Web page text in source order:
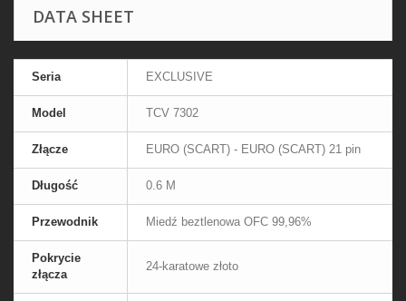
DATA SHEET
Seria EXCLUSIVE
Model TCV 7302
Złącze EURO (SCART) - EURO (SCART) 21 pin
Długość 0.6 M
Przewodnik Miedź beztlenowa OFC 99,96%
Pokrycie
złącza
24-karatowe złoto